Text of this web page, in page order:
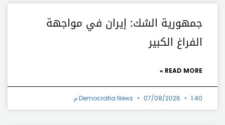
جمهورية الشك: إيران في مواجهة
الفراغ الكبير
READ MORE »
Democratia News 07/08/2026 1:40 م